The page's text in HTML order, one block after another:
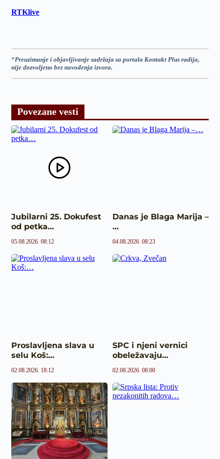
RTKlive
*Preuzimanje i objavljivanje sadržaja sa portala Kontakt Plus radija,
nije dozvoljeno bez navođenja izvora.
Povezane vesti
Jubilarni 25. Dokufest
od petka…
05.08.2026. 08:12
Danas je Blaga Marija –
…
04.08.2026. 08:23
Proslavljena slava u
selu Koš:…
02.08.2026. 18:12
SPC i njeni vernici
obeležavaju…
02.08.2026. 08:00